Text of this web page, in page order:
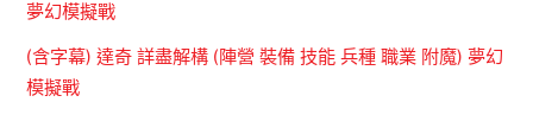
夢幻模擬戰
(含字幕) 達奇 詳盡解構 (陣營 裝備 技能 兵種 職業 附魔) 夢幻
模擬戰